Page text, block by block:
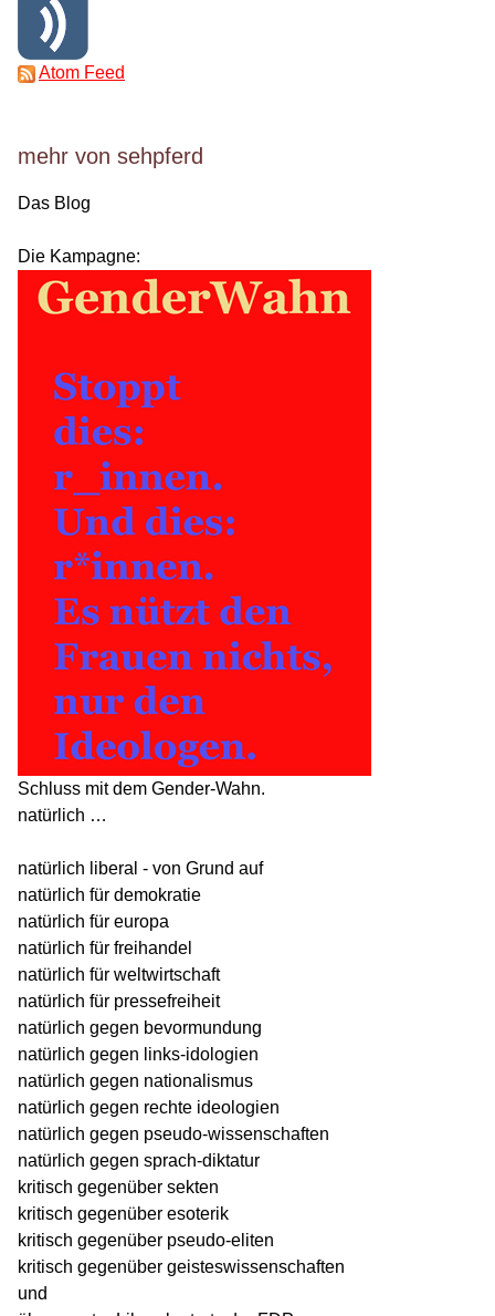
Atom Feed
mehr von sehpferd
Das Blog
Die Kampagne:
Schluss mit dem Gender-Wahn.
natürlich …
natürlich liberal - von Grund auf
natürlich für demokratie
natürlich für europa
natürlich für freihandel
natürlich für weltwirtschaft
natürlich für pressefreiheit
natürlich gegen bevormundung
natürlich gegen links-idologien
natürlich gegen nationalismus
natürlich gegen rechte ideologien
natürlich gegen pseudo-wissenschaften
natürlich gegen sprach-diktatur
kritisch gegenüber sekten
kritisch gegenüber esoterik
kritisch gegenüber pseudo-eliten
kritisch gegenüber geisteswissenschaften
und